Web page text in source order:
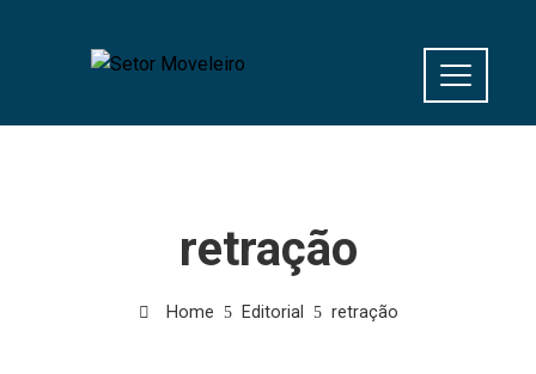
retração
Home Editorial retração